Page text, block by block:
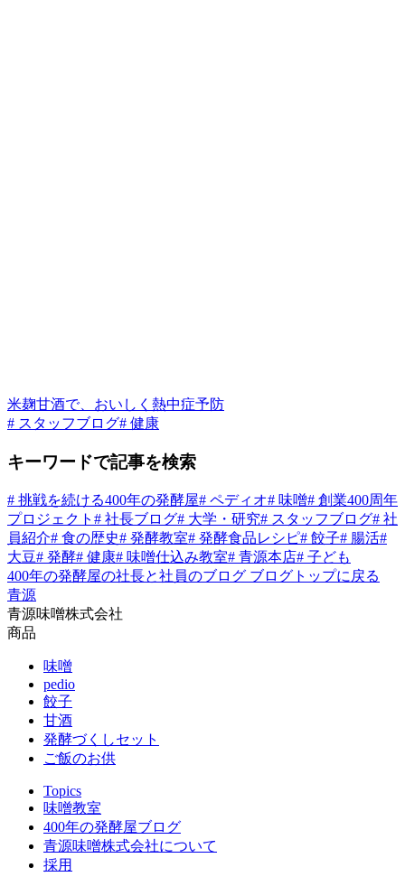
米麹甘酒で、おいしく熱中症予防
# スタッフブログ# 健康
キーワードで記事を検索
# 挑戦を続ける400年の発酵屋# ペディオ# 味噌# 創業400周年
プロジェクト # 社長ブログ# 大学・研究# スタッフブログ# 社
員紹介# 食の歴史# 発酵教室# 発酵食品レシピ# 餃子# 腸活#
大豆# 発酵# 健康# 味噌仕込み教室# 青源本店# 子ども
400年の発酵屋の社長と社員のブログ ブログトップに戻る
青源
青源味噌株式会社
商品
味噌
pedio
餃子
甘酒
発酵づくしセット
ご飯のお供
Topics
味噌教室
400年の発酵屋ブログ
青源味噌株式会社について
採用